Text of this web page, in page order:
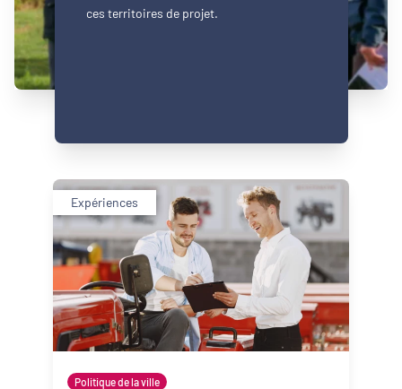
ces territoires de projet.
Expériences
Politique de la ville